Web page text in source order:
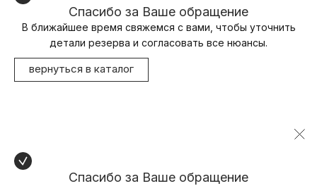
Спасибо за Ваше обращение
В ближайшее время свяжемся с вами, чтобы уточнить
детали резерва и согласовать все нюансы.
вернуться в каталог
Спасибо за Ваше обращение